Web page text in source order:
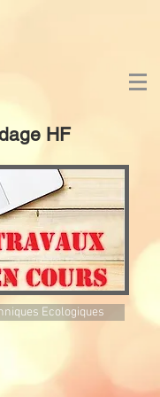
HF
Ecologiques